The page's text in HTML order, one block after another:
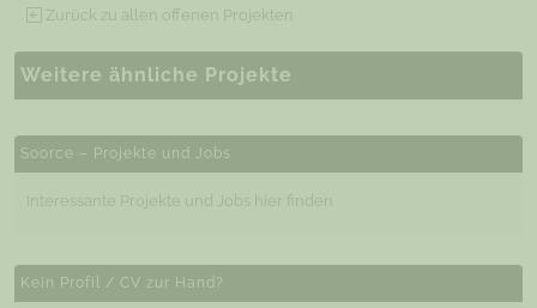
Zurück zu allen offenen Projekten
Weitere ähnliche Projekte
Soorce – Projekte und Jobs
Interessante Projekte und Jobs hier finden
Kein Profil / CV zur Hand?